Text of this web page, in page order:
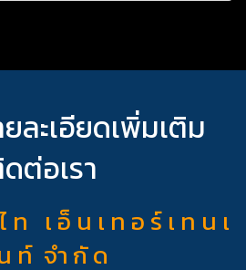
ละเอียดเพิ่มเติม
ต่อเรา
เ อ็ น เ ท อ ร์ เ ท น เ
ท์ จำ กั ด